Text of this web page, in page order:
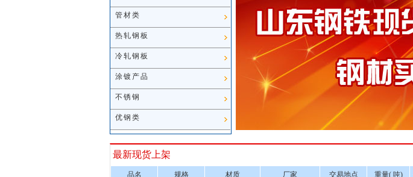
管材类
热轧钢板
冷轧钢板
涂镀产品
不锈钢
优钢类
最新现货上架
品名 规格 材质 厂家 交易地点 重量( 吨)